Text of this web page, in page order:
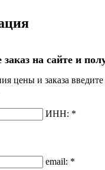
заказ на сайте и
цены и заказа
ИНН: *
email: *